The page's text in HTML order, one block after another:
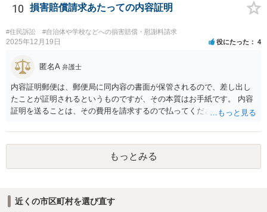
みてはどうでしょうか。 個人で入手できるかどうかはこれにかかって
いるかと思います。 もし、個人での入手が難しければ、弁護士にまず
は依頼をして（受任してくれる弁護士がいるかどうかは別ですが）、
弁護士法23条の2に基づく照会をしてもらうという方法もあります。
しれません。 ですが、推薦がある場合に必ずB社に採用されることが
保証されているのでなければ、給与差額分の賠償までは難しいと思い
ます。 ですので、お金をかけて訴訟をしても得るものが少ない可能性
は高いと思われます。 ただ、この点に関しては弁護士によって見解が
異なるかもしれません。
10 損害賠償請求あたっての内容証明
#住民訴訟 #自治体や学校などへの損害賠償・慰謝料請求
2025年12月19日 役にたった 4
匿名A 弁護士
内容証明郵便は、郵便局に同内容の書面が保管されるので、差し出し
たことが証明されるというものですが、その本質はお手紙です。 内容
証明を送ることは、その費用を請求するので払ってくださいという申
じる義務が（内容証明郵便の効力として）生じるというものではな
く、無視されたらそれでおしまいです。 その後は、裁判を起こして判
決を得て強制的に支払ってもらえるようにするかどうかを検討する必
要があります。郵便を送らずに最初から裁判所に申し立てる方法もあ
けでよいのかどうか（これだけなら数万円でしょう）、その後の交渉
もっとみる
近くの市区町村を選び直す